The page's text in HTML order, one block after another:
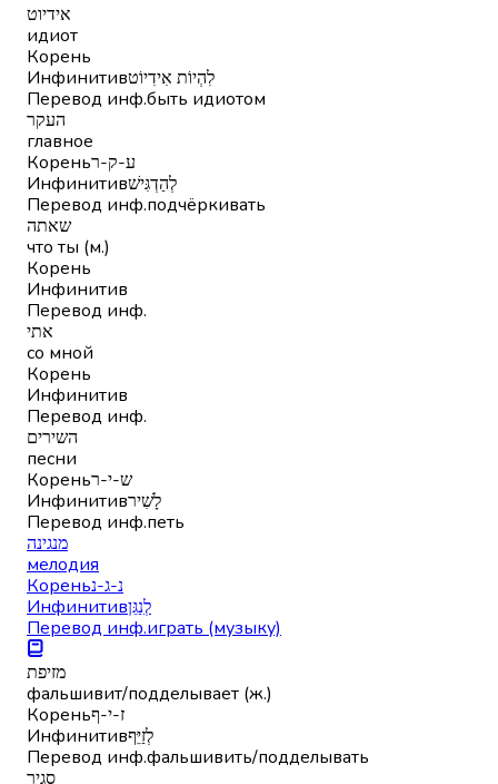
אידיוט
идиот
Корень
Инфинитивלִהְיוֹת אִידִיוֹט
Перевод инф.быть идиотом
העקר
главное
Кореньע-ק-ר
Инфинитивלְהַדְגִּישׁ
Перевод инф.подчёркивать
שאתה
что ты (м.)
Корень
Инфинитив
Перевод инф.
אתי
со мной
Корень
Инфинитив
Перевод инф.
השירים
песни
Кореньש-י-ר
Инфинитивלָשִׁיר
Перевод инф.петь
מנגינה
мелодия
Кореньנ-ג-נ
Инфинитивלְנַגֵּן
Перевод инф.играть (музыку)
מזיפת
фальшивит/подделывает (ж.)
Кореньז-י-ף
Инфинитивלְזַיֵּף
Перевод инф.фальшивить/подделывать
סגיר